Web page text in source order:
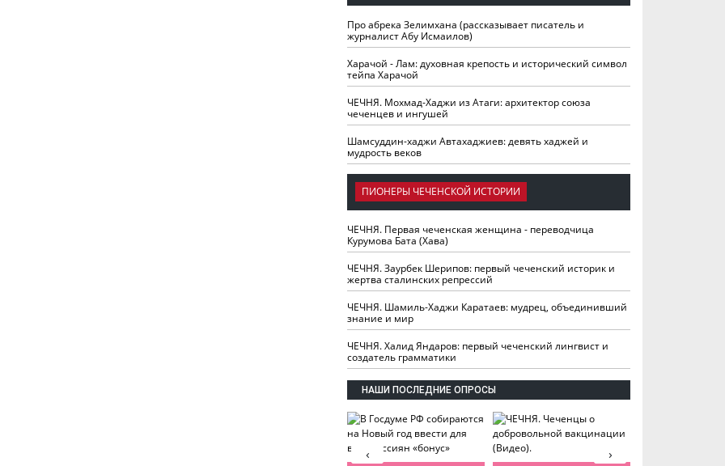
Про абрека Зелимхана (рассказывает писатель и
журналист Абу Исмаилов)
Харачой - Лам: духовная крепость и исторический символ
тейпа Харачой
ЧЕЧНЯ. Мохмад-Хаджи из Атаги: архитектор союза
чеченцев и ингушей
Шамсуддин-хаджи Автахаджиев: девять хаджей и
мудрость веков
ПИОНЕРЫ ЧЕЧЕНСКОЙ ИСТОРИИ
ЧЕЧНЯ. Первая чеченская женщина - переводчица
Курумова Бата (Хава)
ЧЕЧНЯ. Заурбек Шерипов: первый чеченский историк и
жертва сталинских репрессий
ЧЕЧНЯ. Шамиль-Хаджи Каратаев: мудрец, объединивший
знание и мир
ЧЕЧНЯ. Халид Яндаров: первый чеченский лингвист и
создатель грамматики
НАШИ ПОСЛЕДНИЕ ОПРОСЫ
›
‹